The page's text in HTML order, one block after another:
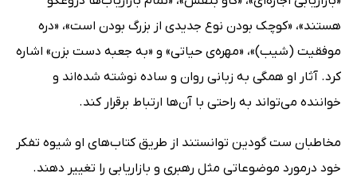
هستند»، «کوچک بودن نوع جدیدی از بزرگ بودن است»، «دره
موفقیت (شیب)»، «مهره‌ی حیاتی» و «به جعبه دست بزن» اشاره
کرد. آثار او همگی به زبانی روان و ساده نوشته شده‌اند و
خواننده می‌تواند به راحتی با آن‌ها ارتباط برقرار کند.
مخاطبان ست گودین توانستند از طریق کتاب‌های او شیوه تفکر
خود درمورد موضوعاتی مثل رهبری و بازاریابی را تغییر دهند.